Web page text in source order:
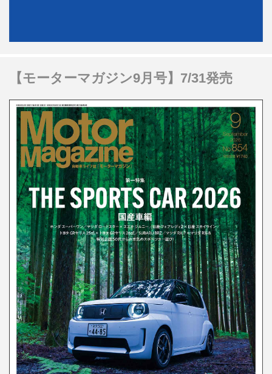
【モーターマガジン9月号】7/31発売